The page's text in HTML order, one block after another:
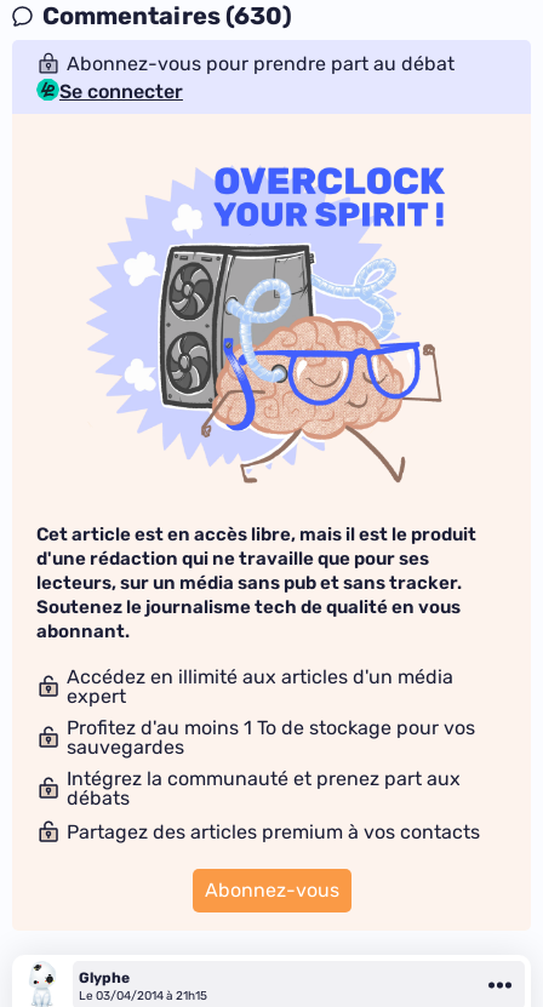
Commentaires (630)
Abonnez-vous pour prendre part au débat
Se connecter
Cet article est en accès libre, mais il est le produit
d'une rédaction qui ne travaille que pour ses
lecteurs, sur un média sans pub et sans tracker.
Soutenez le journalisme tech de qualité en vous
abonnant.
Accédez en illimité aux articles d'un média
expert
Profitez d'au moins 1 To de stockage pour vos
sauvegardes
Intégrez la communauté et prenez part aux
débats
Partagez des articles premium à vos contacts
Abonnez-vous
Glyphe
Le 03/04/2014 à 21h15